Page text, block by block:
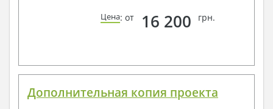
Цена: от 16 200 грн.
Дополнительная копия проекта